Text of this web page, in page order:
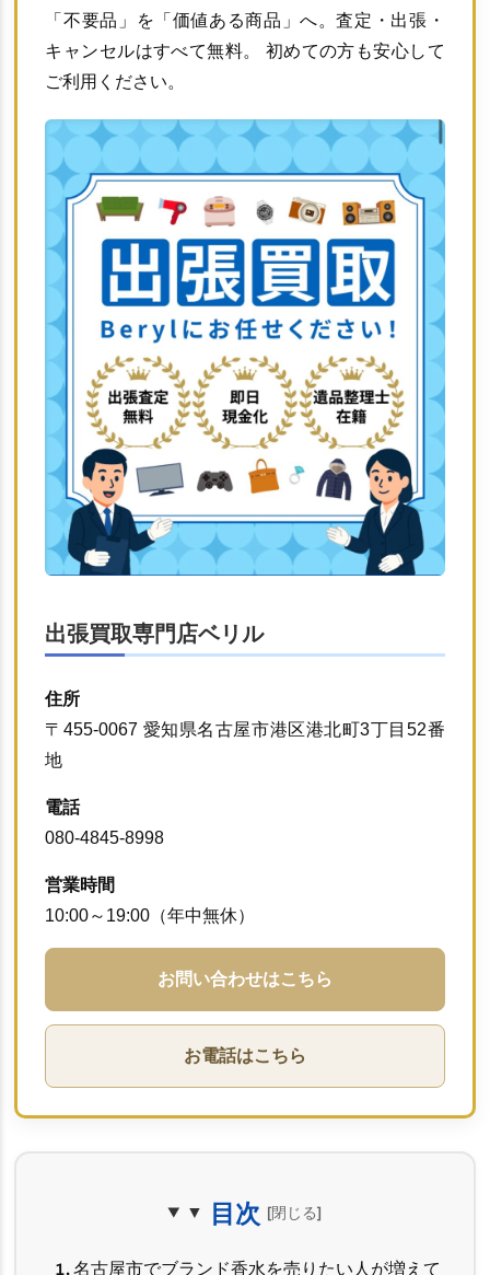
「不要品」を「価値ある商品」へ。査定・出張・
キャンセルはすべて無料。 初めての方も安心して
ご利用ください。
出張買取専門店ベリル
住所
〒455-0067 愛知県名古屋市港区港北町3丁目52番
地
電話
080-4845-8998
営業時間
10:00～19:00（年中無休）
お問い合わせはこちら
お電話はこちら
目次
1. 名古屋市でブランド香水を売りたい人が増えて